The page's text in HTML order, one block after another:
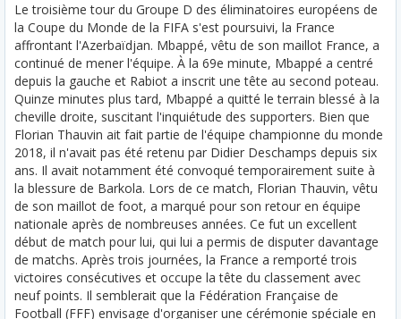
Le troisième tour du Groupe D des éliminatoires européens de
la Coupe du Monde de la FIFA s'est poursuivi, la France
affrontant l'Azerbaïdjan. Mbappé, vêtu de son maillot France, a
continué de mener l'équipe. À la 69e minute, Mbappé a centré
depuis la gauche et Rabiot a inscrit une tête au second poteau.
Quinze minutes plus tard, Mbappé a quitté le terrain blessé à la
cheville droite, suscitant l'inquiétude des supporters. Bien que
Florian Thauvin ait fait partie de l'équipe championne du monde
2018, il n'avait pas été retenu par Didier Deschamps depuis six
ans. Il avait notamment été convoqué temporairement suite à
la blessure de Barkola. Lors de ce match, Florian Thauvin, vêtu
de son maillot de foot, a marqué pour son retour en équipe
nationale après de nombreuses années. Ce fut un excellent
début de match pour lui, qui lui a permis de disputer davantage
de matchs. Après trois journées, la France a remporté trois
victoires consécutives et occupe la tête du classement avec
neuf points. Il semblerait que la Fédération Française de
Football (FFF) envisage d'organiser une cérémonie spéciale en